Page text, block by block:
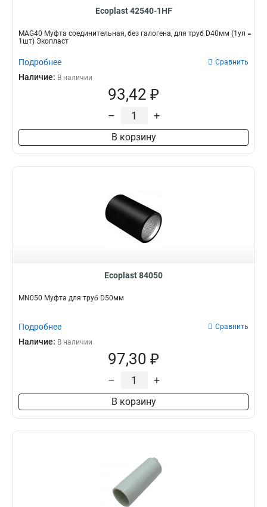
Ecoplast 42540-1HF
MAG40 Муфта соединительная, без галогена, для труб D40мм (1уп =
1шт) Экопласт
Подробнее Сравнить
Наличие: В наличии
93,42 ₽
– +
В корзину
Ecoplast 84050
MN050 Муфта для труб D50мм
Подробнее Сравнить
Наличие: В наличии
97,30 ₽
– +
В корзину